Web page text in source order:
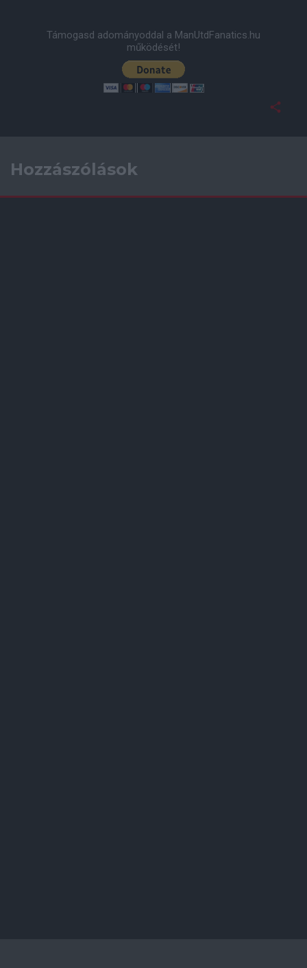
Támogasd adományoddal a ManUtdFanatics.hu
működését!
Hozzászólások